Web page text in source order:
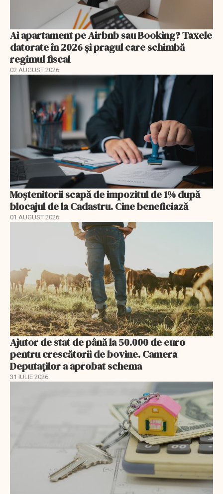
Ai apartament pe Airbnb sau Booking? Taxele
datorate în 2026 și pragul care schimbă
regimul fiscal
02 AUGUST 2026
Moștenitorii scapă de impozitul de 1% după
blocajul de la Cadastru. Cine beneficiază
01 AUGUST 2026
Ajutor de stat de până la 50.000 de euro
pentru crescătorii de bovine. Camera
Deputaților a aprobat schema
31 IULIE 2026